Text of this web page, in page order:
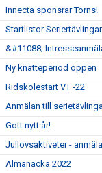
Innecta sponsrar Torns!
Startlistor
&#11088;
Ny knatteperiod öppen
Ridskolestart VT -22
Anmälan till
Gott nytt år!
Jullovsaktiveter -
Almanacka 2022